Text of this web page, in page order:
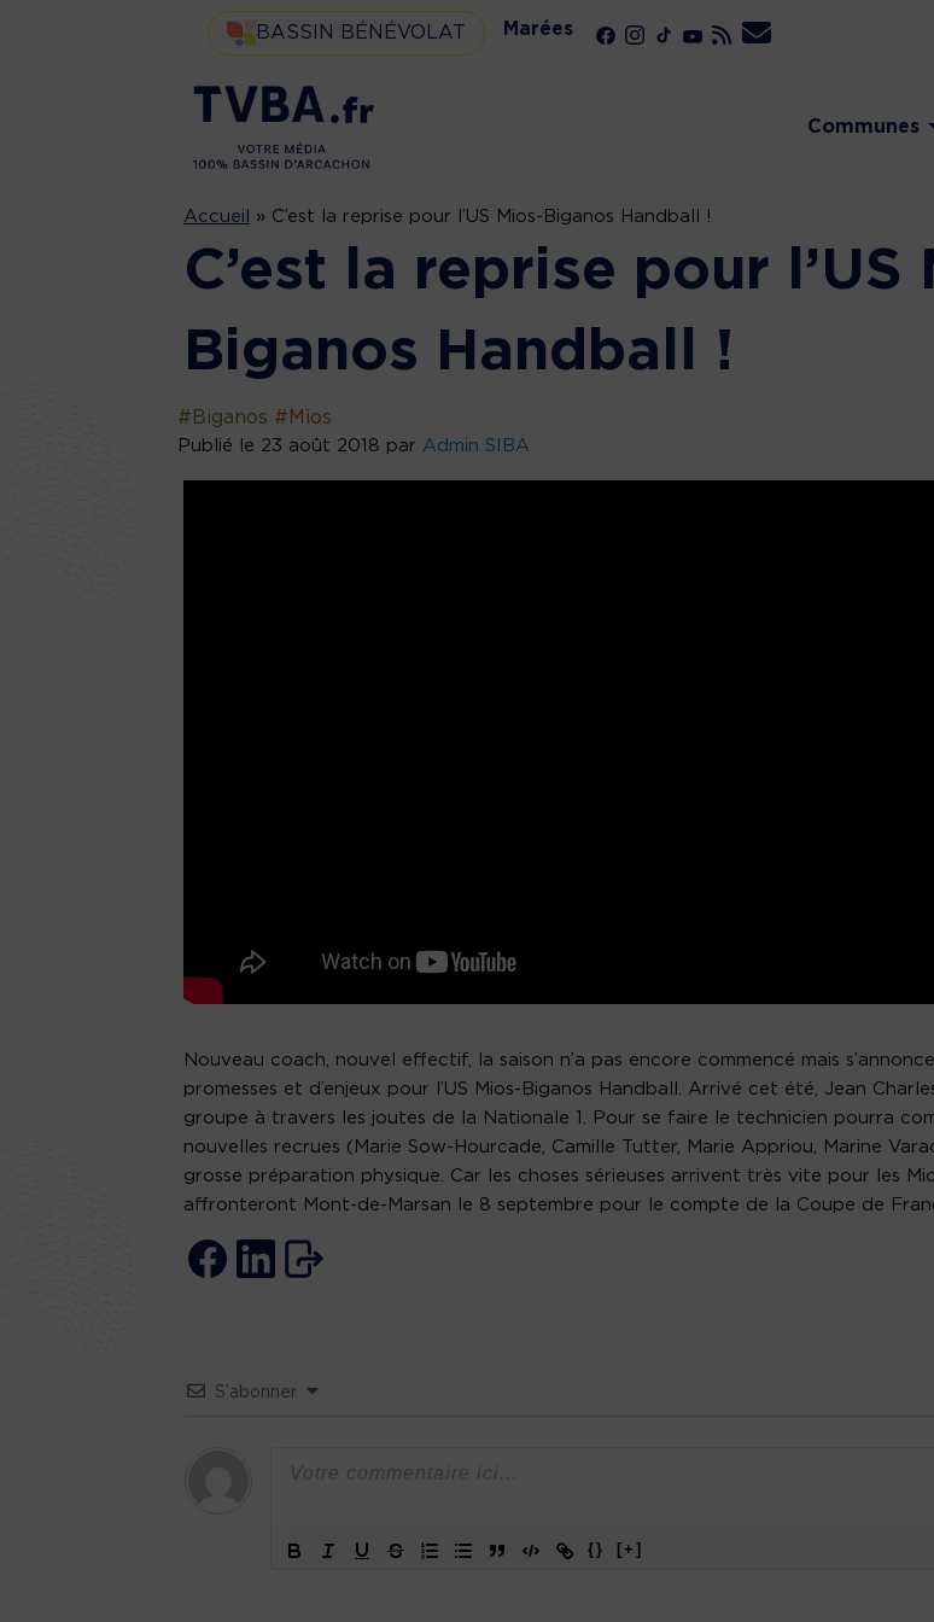
BASSIN BÉNÉVOLAT Marées
Communes
Accueil » C’est la reprise pour l’US Mios-Biganos Handball !
C’est la reprise pour l’US
Biganos Handball !
#Biganos #Mios
Publié le 23 août 2018 par Admin SIBA
Nouveau coach, nouvel effectif, la saison n’a pas encore commencé mais
promesses et d’enjeux pour l’US Mios-Biganos Handball. Arrivé cet été, Jean
groupe à travers les joutes de la Nationale 1. Pour se faire le technicien pourra
nouvelles recrues (Marie Sow-Hourcade, Camille Tutter, Marie Appriou, Marine
grosse préparation physique. Car les choses sérieuses arrivent très vite pour les
affronteront Mont-de-Marsan le 8 septembre pour le compte de la Coupe de
S’abonner
{} [+]